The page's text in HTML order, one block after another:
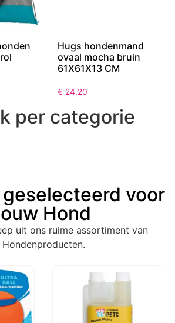
Hugs hondenmand
ovaal mocha bruin
61X61X13 CM
€ 24,20
per categorie
voor
Hond
uit ons ruime assortiment van
Hondenproducten.